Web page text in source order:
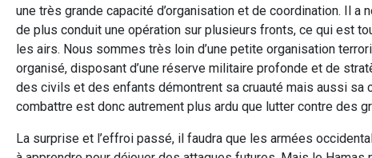
une très grande capacité d’organisation et de coordination. Il
de plus conduit une opération sur plusieurs fronts, ce qui est
les airs. Nous sommes très loin d’une petite organisation
organisé, disposant d’une réserve militaire profonde et de
des civils et des enfants démontrent sa cruauté mais aussi
combattre est donc autrement plus ardu que lutter contre des
La surprise et l’effroi passé, il faudra que les armées